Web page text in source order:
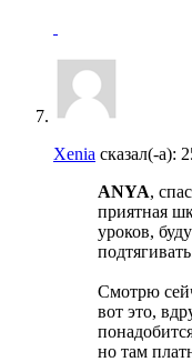
Xenia сказал(-а):
ANYA,
приятная
уроков,
Смотрю
вот это,
но там